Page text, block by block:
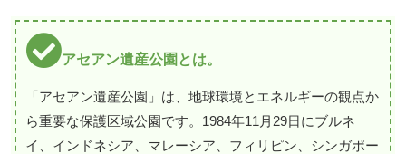
アセアン遺産公園とは。
「アセアン遺産公園」は、地球環境とエネルギーの観点か
ら重要な保護区域公園です。1984年11月29日にブルネ
イ、インドネシア、マレーシア、フィリピン、シンガポー